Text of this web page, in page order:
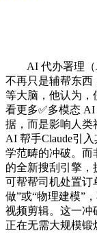
AI 代办署理（
不再只是辅帮东西
等大脑，他认为，
看更多✅多模态
据，而是影响人类
AI 帮手Claude引
学范畴的冲破。而
的全新搜刮引擎
可帮帮司机处置订
做”或“物理建模”
视频剪辑。这一冲
正在无需大规模